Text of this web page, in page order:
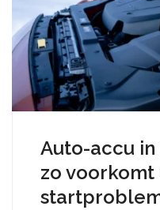
Auto-accu
zo voorkomt